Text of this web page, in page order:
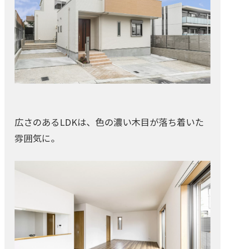
広さのあるLDKは、色の濃い木目が落ち着いた
雰囲気に。